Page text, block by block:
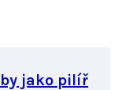
jako pilíř